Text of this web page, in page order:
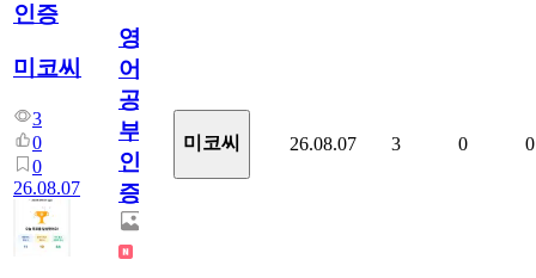
인증
미코씨
3
0
0
26.08.07
영
어
공
부
인
증
미코씨 26.08.07 3 0 0